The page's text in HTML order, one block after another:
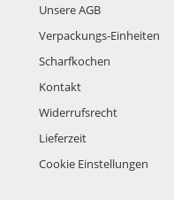
Unsere AGB
Verpackungs-Einheiten
Scharfkochen
Kontakt
Widerrufsrecht
Lieferzeit
Cookie Einstellungen